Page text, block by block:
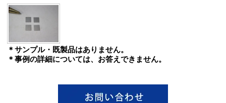
＊サンプル・既製品はありません。
＊事例の詳細については、お答えできません。